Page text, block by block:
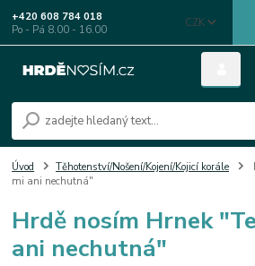
CZK
+420 608 784 018
Po - Pá 8.00 - 16.00
Úvod Těhotenství/Nošení/Kojení/Kojicí korále
mi ani nechutná"
Hrdě nosím Hrnek
ani nechutná"